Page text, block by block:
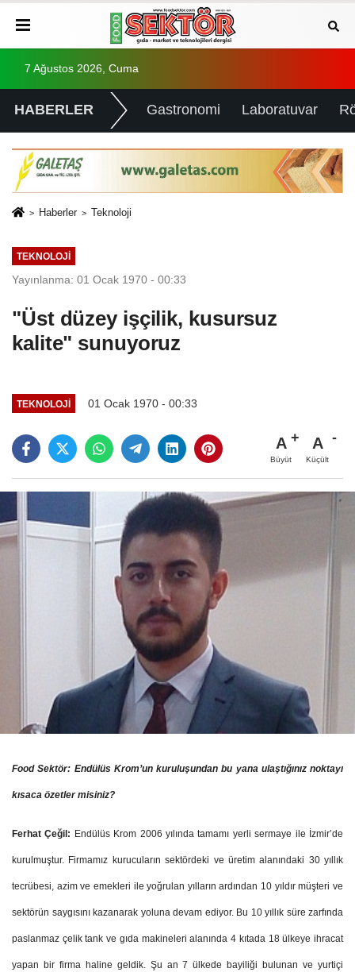
7 Ağustos 2026, Cuma
HABERLER Gastronomi Laboratuvar
Haberler Teknoloji
TEKNOLOJI
Yayınlanma: 01 Ocak 1970 - 00:33
"Üst düzey işçilik, kusursuz
kalite" sunuyoruz
TEKNOLOJI 01 Ocak 1970 - 00:33
A
Büyüt
A
Küçült
Food Sektör: Endülüs Krom’un kuruluşundan bu yana ulaştığınız noktayı
kısaca özetler misiniz?
Ferhat Çeğil: Endülüs Krom 2006 yılında tamamı yerli sermaye ile İzmir’de
kurulmuştur. Firmamız kurucuların sektördeki ve üretim alanındaki 30 yıllık
tecrübesi, azim ve emekleri ile yoğrulan yılların ardından 10 yıldır müşteri ve
sektörün saygısını kazanarak yoluna devam ediyor. Bu 10 yıllık süre zarfında
paslanmaz çelik tank ve gıda makineleri alanında 4 kıtada 18 ülkeye ihracat
yapan bir firma haline geldik. Şu an 7 ülkede bayiliği bulunan ve yurtiçi